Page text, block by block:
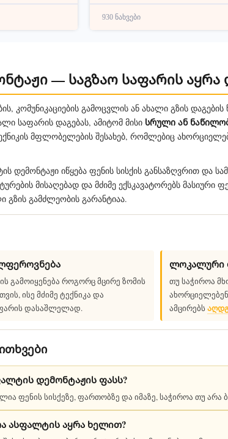
მქონე
ბეტონის ჭრას,
ნანგრევების
წარმატებით
ასევე
[…]
930 ნახვები
— საგზაო საფარის
კომუნიკაციების გამოცვლის ან ახალი გზის დაგების
საფარის დაგებას, ამიტომ მისი სრული ან
მფლობელების შესახებ, რომლებიც
იწყება ფენის სისქის განსაზღვრით და
მისაღებად და მძიმე ექსკავატორებს
გზის გამძლეობის გარანტიაა.
გამოიყენება როგორც მცირე ზომის
ისე მძიმე ტექნიკა და
დასაშლელად.
ლოკალური
თუ საჭიროა
ამცირებს
დემონტაჟის ფასს?
ფენის სისქეზე, ფართობზე და იმაზე, საჭიროა თუ არა
ასფალტის აყრა ხელით?